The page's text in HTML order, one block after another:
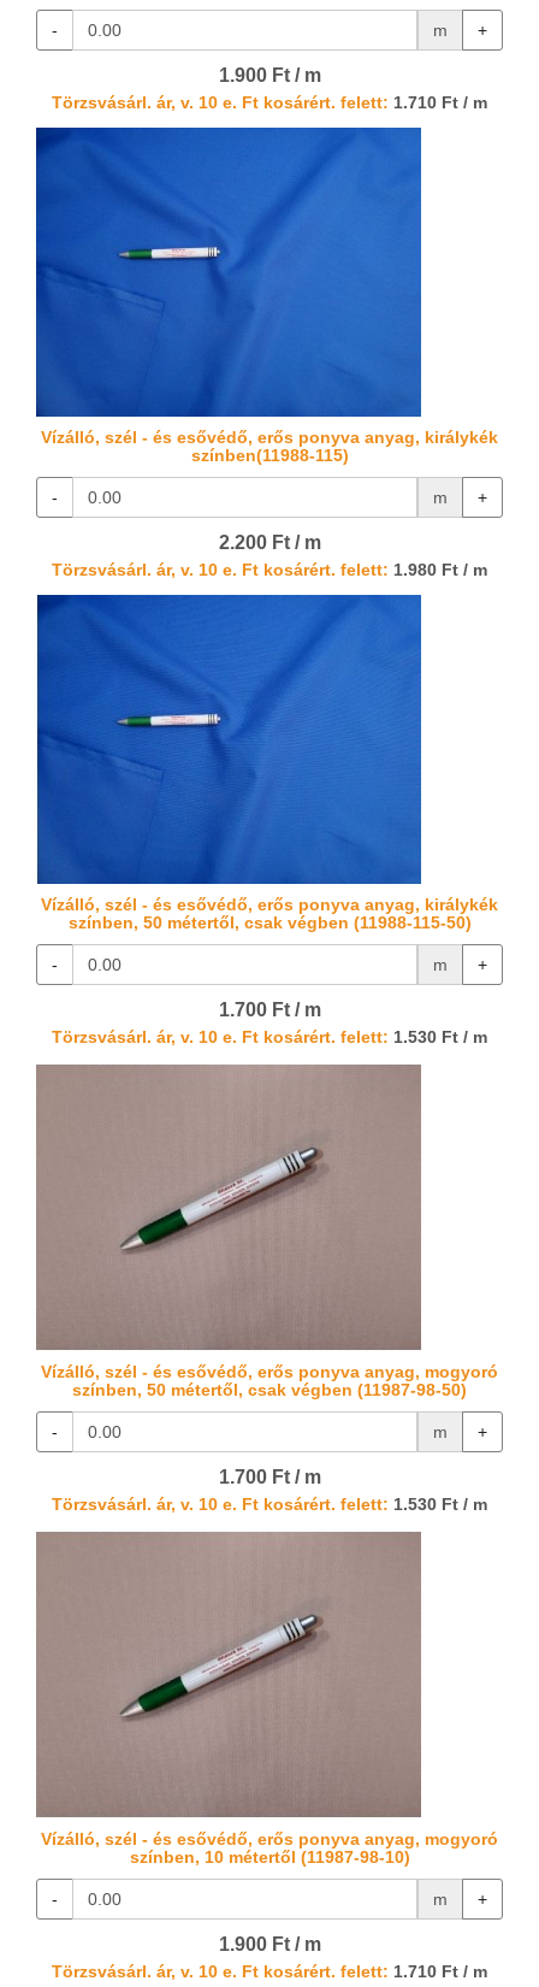
- m +
1.900 Ft / m
Törzsvásárl. ár, v. 10 e. Ft kosárért. felett: 1.710 Ft / m
Vízálló, szél - és esővédő, erős ponyva anyag, királykék
színben(11988-115)
- m +
2.200 Ft / m
Törzsvásárl. ár, v. 10 e. Ft kosárért. felett: 1.980 Ft / m
Vízálló, szél - és esővédő, erős ponyva anyag, királykék
színben, 50 métertől, csak végben (11988-115-50)
- m +
1.700 Ft / m
Törzsvásárl. ár, v. 10 e. Ft kosárért. felett: 1.530 Ft / m
Vízálló, szél - és esővédő, erős ponyva anyag, mogyoró
színben, 50 métertől, csak végben (11987-98-50)
- m +
1.700 Ft / m
Törzsvásárl. ár, v. 10 e. Ft kosárért. felett: 1.530 Ft / m
Vízálló, szél - és esővédő, erős ponyva anyag, mogyoró
színben, 10 métertől (11987-98-10)
- m +
1.900 Ft / m
Törzsvásárl. ár, v. 10 e. Ft kosárért. felett: 1.710 Ft / m